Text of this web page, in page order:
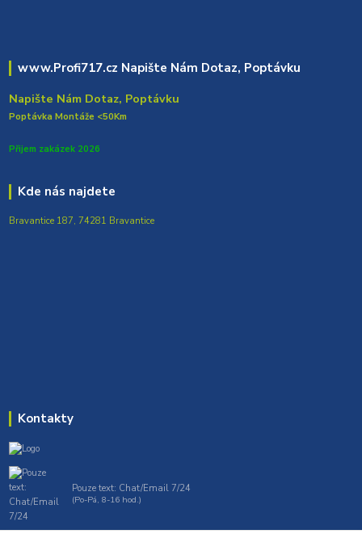
www.Profi717.cz Napište Nám Dotaz, Poptávku
Napište Nám Dotaz, Poptávku
Poptávka Montáže <50Km
Přijem zakázek 2026
Kde nás najdete
Bravantice 187, 74281 Bravantice
Kontakty
Pouze text: Chat/Email 7/24
(Po-Pá, 8-16 hod.)